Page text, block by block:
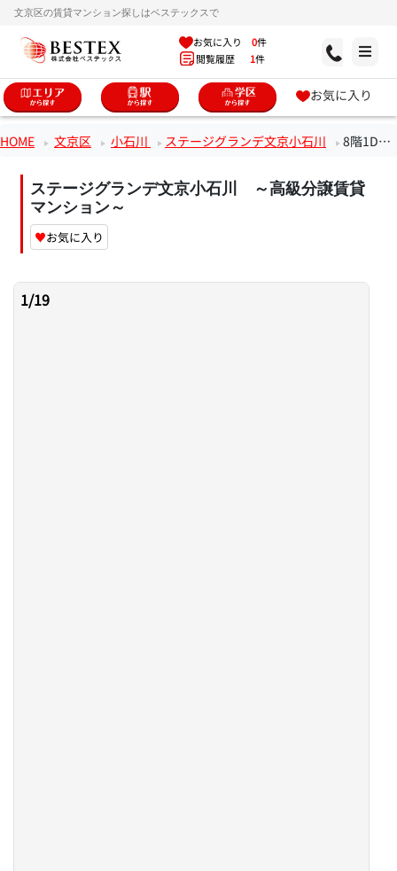
文京区の賃貸マンション探しはベステックスで
お気に入り 0件
閲覧履歴 1件
お気に入り
HOME 文京区 小石川 ステージグランデ文京小石川 8階1DKのお部屋
ステージグランデ文京小石川 ～高級分譲賃貸
マンション～
♥お気に入り
1/19